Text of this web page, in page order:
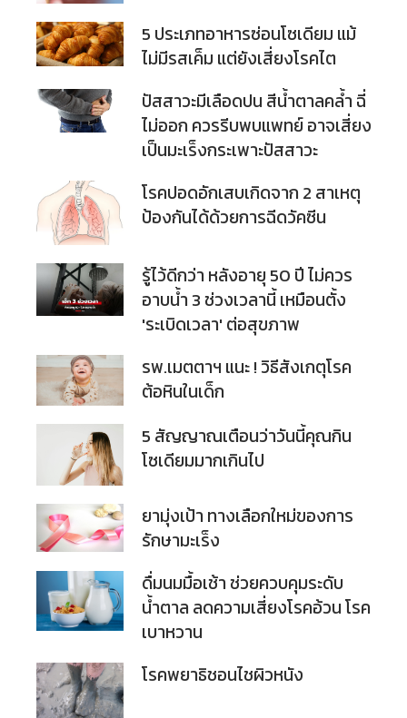
5 ประเภทอาหารซ่อนโซเดียม แม้
ไม่มีรสเค็ม แต่ยังเสี่ยงโรคไต
ปัสสาวะมีเลือดปน สีน้ำตาลคล้ำ ฉี่
ไม่ออก ควรรีบพบแพทย์ อาจเสี่ยง
เป็นมะเร็งกระเพาะปัสสาวะ
โรคปอดอักเสบเกิดจาก 2 สาเหตุ
ป้องกันได้ด้วยการฉีดวัคซีน
รู้ไว้ดีกว่า หลังอายุ 50 ปี ไม่ควร
อาบน้ำ 3 ช่วงเวลานี้ เหมือนตั้ง
'ระเบิดเวลา' ต่อสุขภาพ
รพ.เมตตาฯ แนะ ! วิธีสังเกตุโรค
ต้อหินในเด็ก
5 สัญญาณเตือนว่าวันนี้คุณกิน
โซเดียมมากเกินไป
ยามุ่งเป้า ทางเลือกใหม่ของการ
รักษามะเร็ง
ดื่มนมมื้อเช้า ช่วยควบคุมระดับ
น้ำตาล ลดความเสี่ยงโรคอ้วน โรค
เบาหวาน
โรคพยาธิชอนไชผิวหนัง